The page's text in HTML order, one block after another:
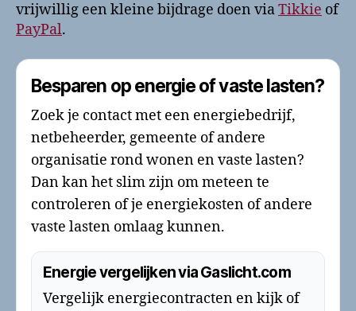
vrijwillig een kleine bijdrage doen viaTikkie of
PayPal.
Besparen op energie of vaste lasten?
Zoek je contact met een energiebedrijf,
netbeheerder, gemeente of andere
organisatie rond wonen en vaste lasten?
Dan kan het slim zijn om meteen te
controleren of je energiekosten of andere
vaste lasten omlaag kunnen.
Energie vergelijken via Gaslicht.com
Vergelijk energiecontracten en kijk of